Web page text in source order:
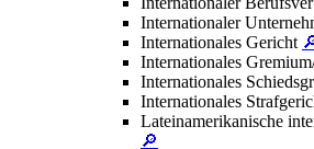
Internationaler
Internationales Gericht
Internationales
Internationales
Internationales
Lateinamerikanische
🔎